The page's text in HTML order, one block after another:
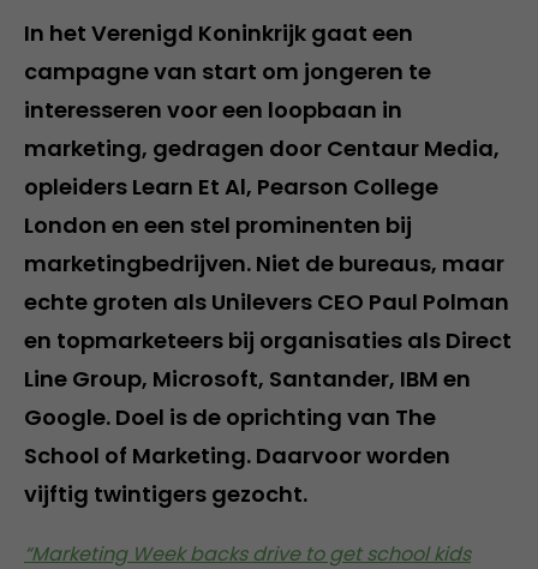
In het Verenigd Koninkrijk gaat een
campagne van start om jongeren te
interesseren voor een loopbaan in
marketing, gedragen door Centaur Media,
opleiders Learn Et Al, Pearson College
London en een stel prominenten bij
marketingbedrijven. Niet de bureaus, maar
echte groten als Unilevers CEO Paul Polman
en topmarketeers bij organisaties als Direct
Line Group, Microsoft, Santander, IBM en
Google. Doel is de oprichting van The
School of Marketing. Daarvoor worden
vijftig twintigers gezocht.
“Marketing Week backs drive to get school kids